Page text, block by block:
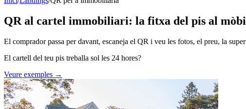
QR al cartel immobiliari: la fitxa del pis al
El comprador passa per davant, escaneja el QR i veu les fotos, el preu, la
El cartell del teu pis treballa sol les 24 hores?
Veure exemples →